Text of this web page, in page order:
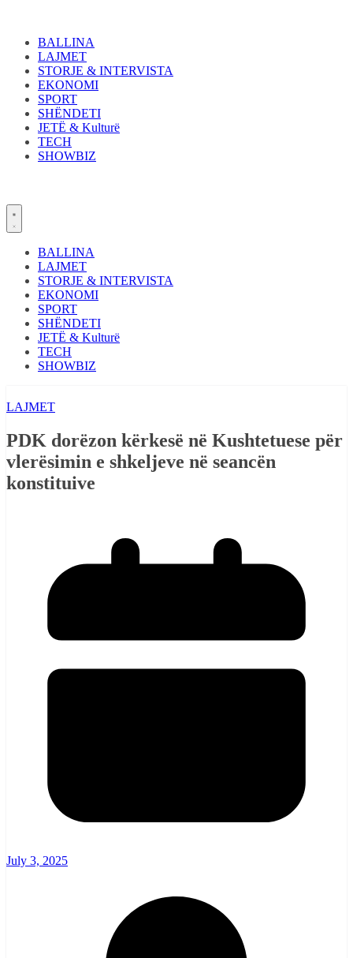
contentBALLINA
LAJMET
STORJE & INTERVISTA
EKONOMI
SPORT
SHËNDETI
JETË & Kulturë
TECH
SHOWBIZ
BALLINA
LAJMET
STORJE & INTERVISTA
EKONOMI
SPORT
SHËNDETI
JETË & Kulturë
TECH
SHOWBIZ
LAJMET
PDK dorëzon kërkesë në Kushtetuese për
vlerësimin e shkeljeve në seancën
konstituive
July 3, 2025